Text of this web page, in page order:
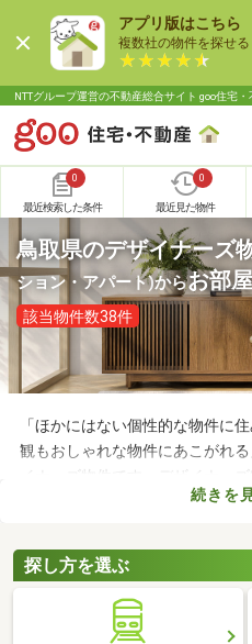
アプリ版はこちら
複数社の物件を探せる
NTTグループ運営の不動産総合サイト goo住宅・
0
最近検索した条件
0
最近見た物件
鳥取県のデザイナーズ
ション・アパート)からお部
該当物件数38件
「ほかにはない個性的な物件に
観もおしゃれな物件にあこがれ
イナーズ物件です。デザイナー
が詰められたおしゃれな建物で
くださいね。
続きを
探し方を選ぶ